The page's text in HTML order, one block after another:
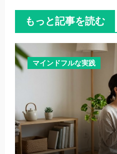
もっと記事を読む
マインドフルな実践